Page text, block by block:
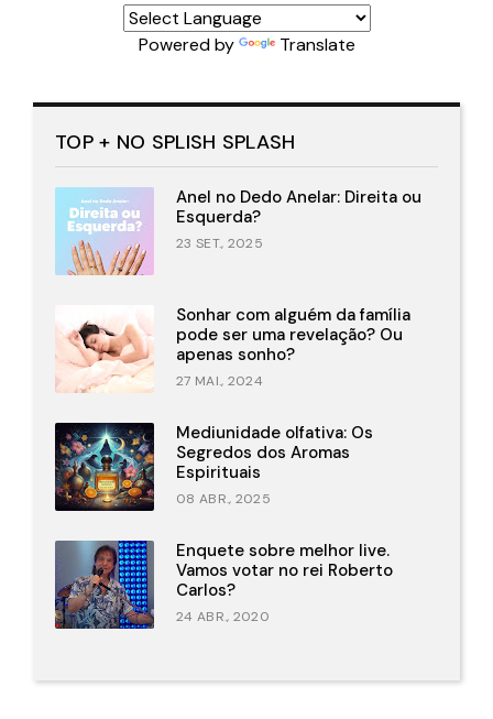
Powered by Translate
TOP + NO SPLISH SPLASH
Anel no Dedo Anelar: Direita ou
Esquerda?
23 SET., 2025
Sonhar com alguém da família
pode ser uma revelação? Ou
apenas sonho?
27 MAI., 2024
Mediunidade olfativa: Os
Segredos dos Aromas
Espirituais
08 ABR., 2025
Enquete sobre melhor live.
Vamos votar no rei Roberto
Carlos?
24 ABR., 2020